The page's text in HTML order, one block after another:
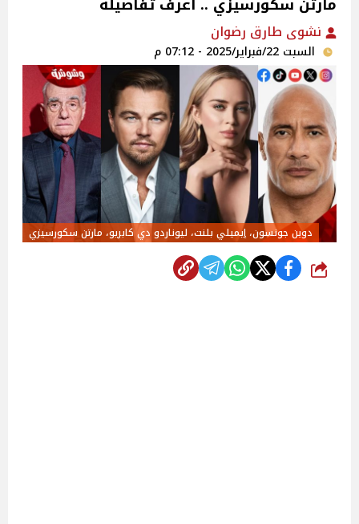
نشوى طارق رضوان
السبت 22/فبراير/2025 - 07:12 م
دوين جونسون، إيميلي بلنت، ليوناردو دي كابريو، مارتن سكورسيزي
شارك